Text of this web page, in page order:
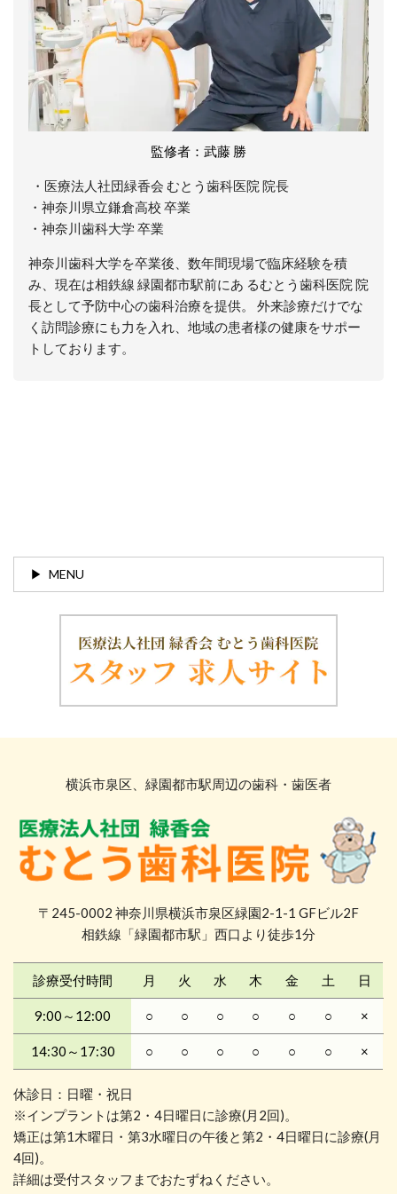
監修者：武藤 勝
・医療法人社団緑香会 むとう歯科医院 院長
・神奈川県立鎌倉高校 卒業
・神奈川歯科大学 卒業
神奈川歯科大学を卒業後、数年間現場で臨床経験を積
み、現在は相鉄線 緑園都市駅前にあ るむとう歯科医院 院
長として予防中心の歯科治療を提供。 外来診療だけでな
く訪問診療にも力を入れ、地域の患者様の健康をサポー
トしております。
MENU
横浜市泉区、緑園都市駅周辺の歯科・歯医者
〒245-0002 神奈川県横浜市泉区緑園2-1-1 GFビル2F
相鉄線「緑園都市駅」西口より徒歩1分
診療受付時間 月 火 水 木 金 土 日
9:00～12:00 ○ ○ ○ ○ ○ ○ ×
14:30～17:30 ○ ○ ○ ○ ○ ○ ×
休診日：日曜・祝日
※インプラントは第2・4日曜日に診療(月2回)。
矯正は第1木曜日・第3水曜日の午後と第2・4日曜日に診療(月
4回)。
詳細は受付スタッフまでおたずねください。